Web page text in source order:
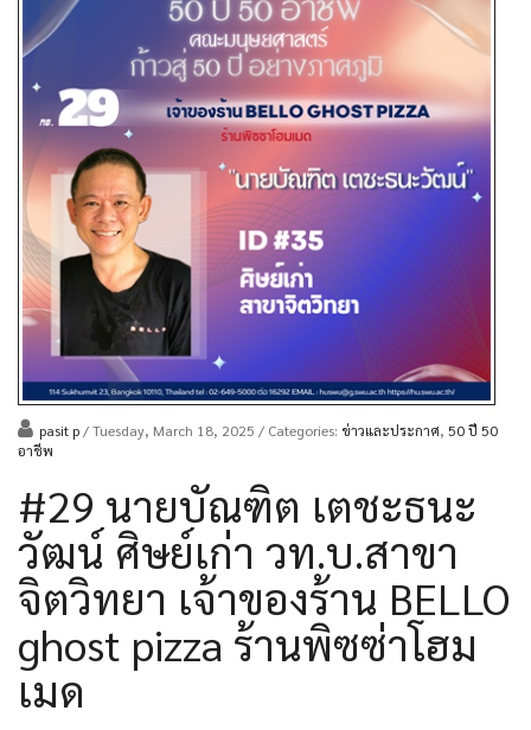
pasit p/ Tuesday, March 18, 2025 / Categories: ข่าวและประกาศ, 50 ปี 50
อาชีพ
#29 นายบัณฑิต เตชะธนะ
วัฒน์ ศิษย์เก่า วท.บ.สาขา
จิตวิทยา เจ้าของร้าน BELLO
ghost pizza ร้านพิซซ่าโฮม
เมด